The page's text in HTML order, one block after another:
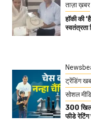
ताज़ा ख़बर
हॉकी की
स्वतंत्रता
ट्रेंडिंग
सोशल
300
फीडे रेटिंग